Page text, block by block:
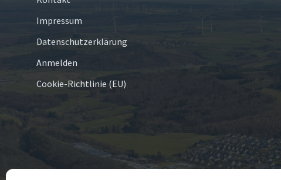
Impressum
Datenschutzerklärung
Anmelden
Cookie-Richtlinie (EU)